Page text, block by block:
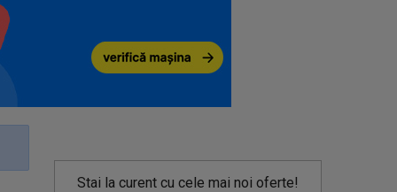
Stai la curent cu cele mai noi oferte!